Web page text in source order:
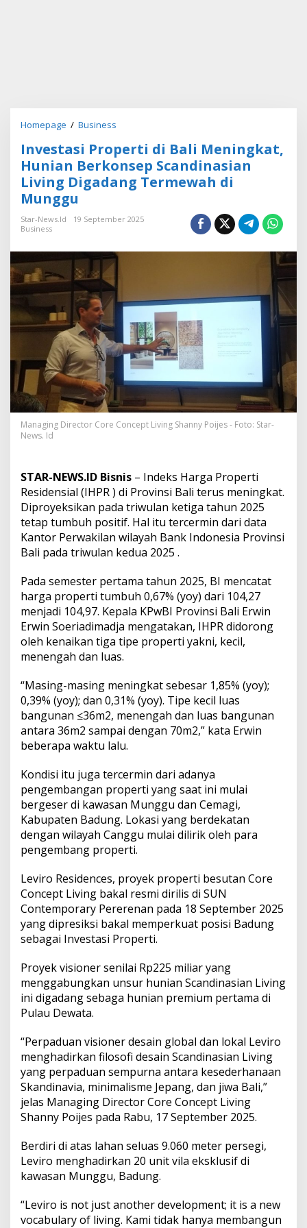
Homepage / Business
v
e
s
t
i
o
e
t
i
B
l
M
e
k
a
t
,
u
n
a
n
e
r
k
o
e
p
S
c
a
n
i
n
a
s
i
a
n
v
i
n
g
D
g
a
d
a
T
e
r
m
e
w
h
i
M
u
g
u
Investasi Properti di Bali Meningkat,
Hunian Berkonsep Scandinasian
Living Digadang Termewah di
Munggu
Star-News.id
19 September 2025
Business
Managing Director Core Concept Living Shanny Poijes - Foto: Star-
News. Id
STAR-NEWS.ID Bisnis – Indeks Harga Properti
Residensial (IHPR ) di Provinsi Bali terus meningkat.
Diproyeksikan pada triwulan ketiga tahun 2025
tetap tumbuh positif. Hal itu tercermin dari data
Kantor Perwakilan wilayah Bank Indonesia Provinsi
Bali pada triwulan kedua 2025 .
Pada semester pertama tahun 2025, BI mencatat
harga properti tumbuh 0,67% (yoy) dari 104,27
menjadi 104,97. Kepala KPwBI Provinsi Bali Erwin
Erwin Soeriadimadja mengatakan, IHPR didorong
oleh kenaikan tiga tipe properti yakni, kecil,
menengah dan luas.
“Masing-masing meningkat sebesar 1,85% (yoy);
0,39% (yoy); dan 0,31% (yoy). Tipe kecil luas
bangunan ≤36m2, menengah dan luas bangunan
antara 36m2 sampai dengan 70m2,” kata Erwin
beberapa waktu lalu.
Kondisi itu juga tercermin dari adanya
pengembangan properti yang saat ini mulai
bergeser di kawasan Munggu dan Cemagi,
Kabupaten Badung. Lokasi yang berdekatan
dengan wilayah Canggu mulai dilirik oleh para
pengembang properti.
Leviro Residences, proyek properti besutan Core
Concept Living bakal resmi dirilis di SUN
Contemporary Pererenan pada 18 September 2025
yang dipresiksi bakal memperkuat posisi Badung
sebagai Investasi Properti.
Proyek visioner senilai Rp225 miliar yang
menggabungkan unsur hunian Scandinasian Living
ini digadang sebaga hunian premium pertama di
Pulau Dewata.
“Perpaduan visioner desain global dan lokal Leviro
menghadirkan filosofi desain Scandinasian Living
yang perpaduan sempurna antara kesederhanaan
Skandinavia, minimalisme Jepang, dan jiwa Bali,”
jelas Managing Director Core Concept Living
Shanny Poijes pada Rabu, 17 September 2025.
Berdiri di atas lahan seluas 9.060 meter persegi,
Leviro menghadirkan 20 unit vila eksklusif di
kawasan Munggu, Badung.
“Leviro is not just another development; it is a new
vocabulary of living. Kami tidak hanya membangun